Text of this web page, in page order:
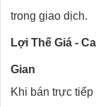
trong giao dịch.
Lợi Thế Giá -
Gian
Khi bán trực